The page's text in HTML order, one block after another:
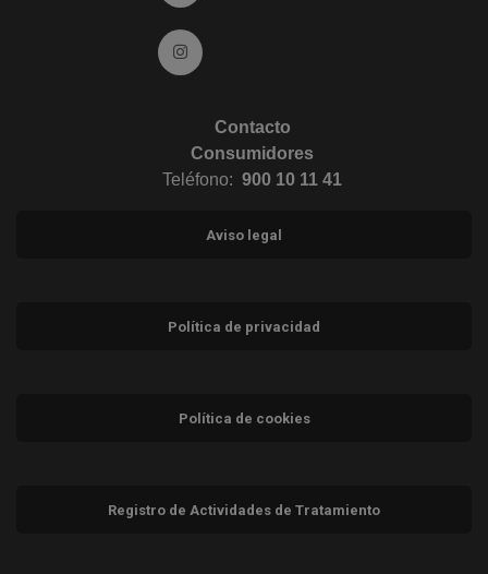
Ir a Instagram (abre en ventana nueva)
Contacto
Consumidores
Teléfono: 900 10 11 41
Aviso legal
Política de privacidad
Política de cookies
Registro de Actividades de Tratamiento